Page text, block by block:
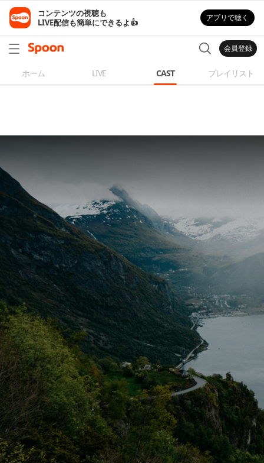
コンテンツの視聴も
LIVE配信も簡単にできるよ👍
アプリで聴く
会員登録
ホーム LIVE CAST プレイリスト